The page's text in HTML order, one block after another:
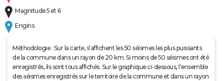
Magnitude 5 et 6
Engins
Méthodologie : Sur la carte, s'affichent les 50 séismes les plus puissants
de la commune dans un rayon de 20 km. Si moins de 50 séismes ont été
enregistrés, ils sont tous affichés. Sur le graphique ci-dessous, l'ensemble
des séismes enregistrés sur le territoire de la commune et dans un rayon